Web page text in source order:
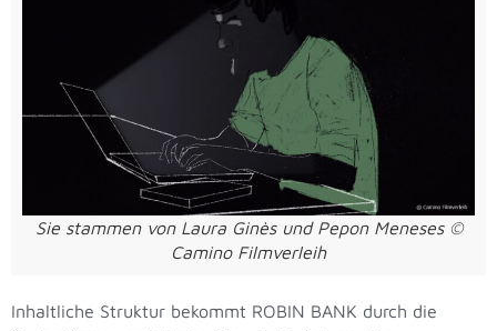
Sie stammen von Laura Ginès und Pepon Meneses ©
Camino Filmverleih
Inhaltliche Struktur bekommt ROBIN BANK durch die